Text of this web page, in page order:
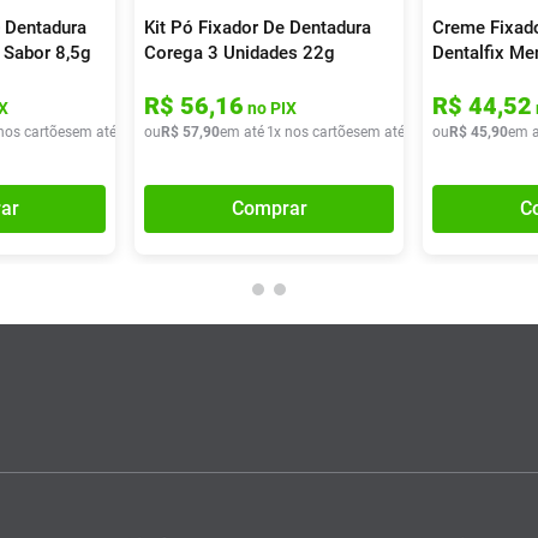
8,5g
cartõesem até x deR$ 16,90
Kit Pó Fixador De Dentadura
Corega 3 Unidades 22g
R$ 56,16 no PIX
ou R$ 57,90em até 1x nos cartõesem até x deR$ 57,90
Comprar
Creme
Dentalfix
R$ 44,52
ou R$ 45,90em